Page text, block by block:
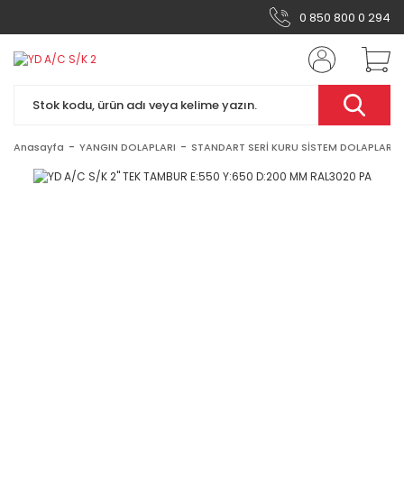
0 850 800 0 294
Anasayfa YANGIN DOLAPLARI STANDART SERİ KURU SİSTEM DOLAPLAR